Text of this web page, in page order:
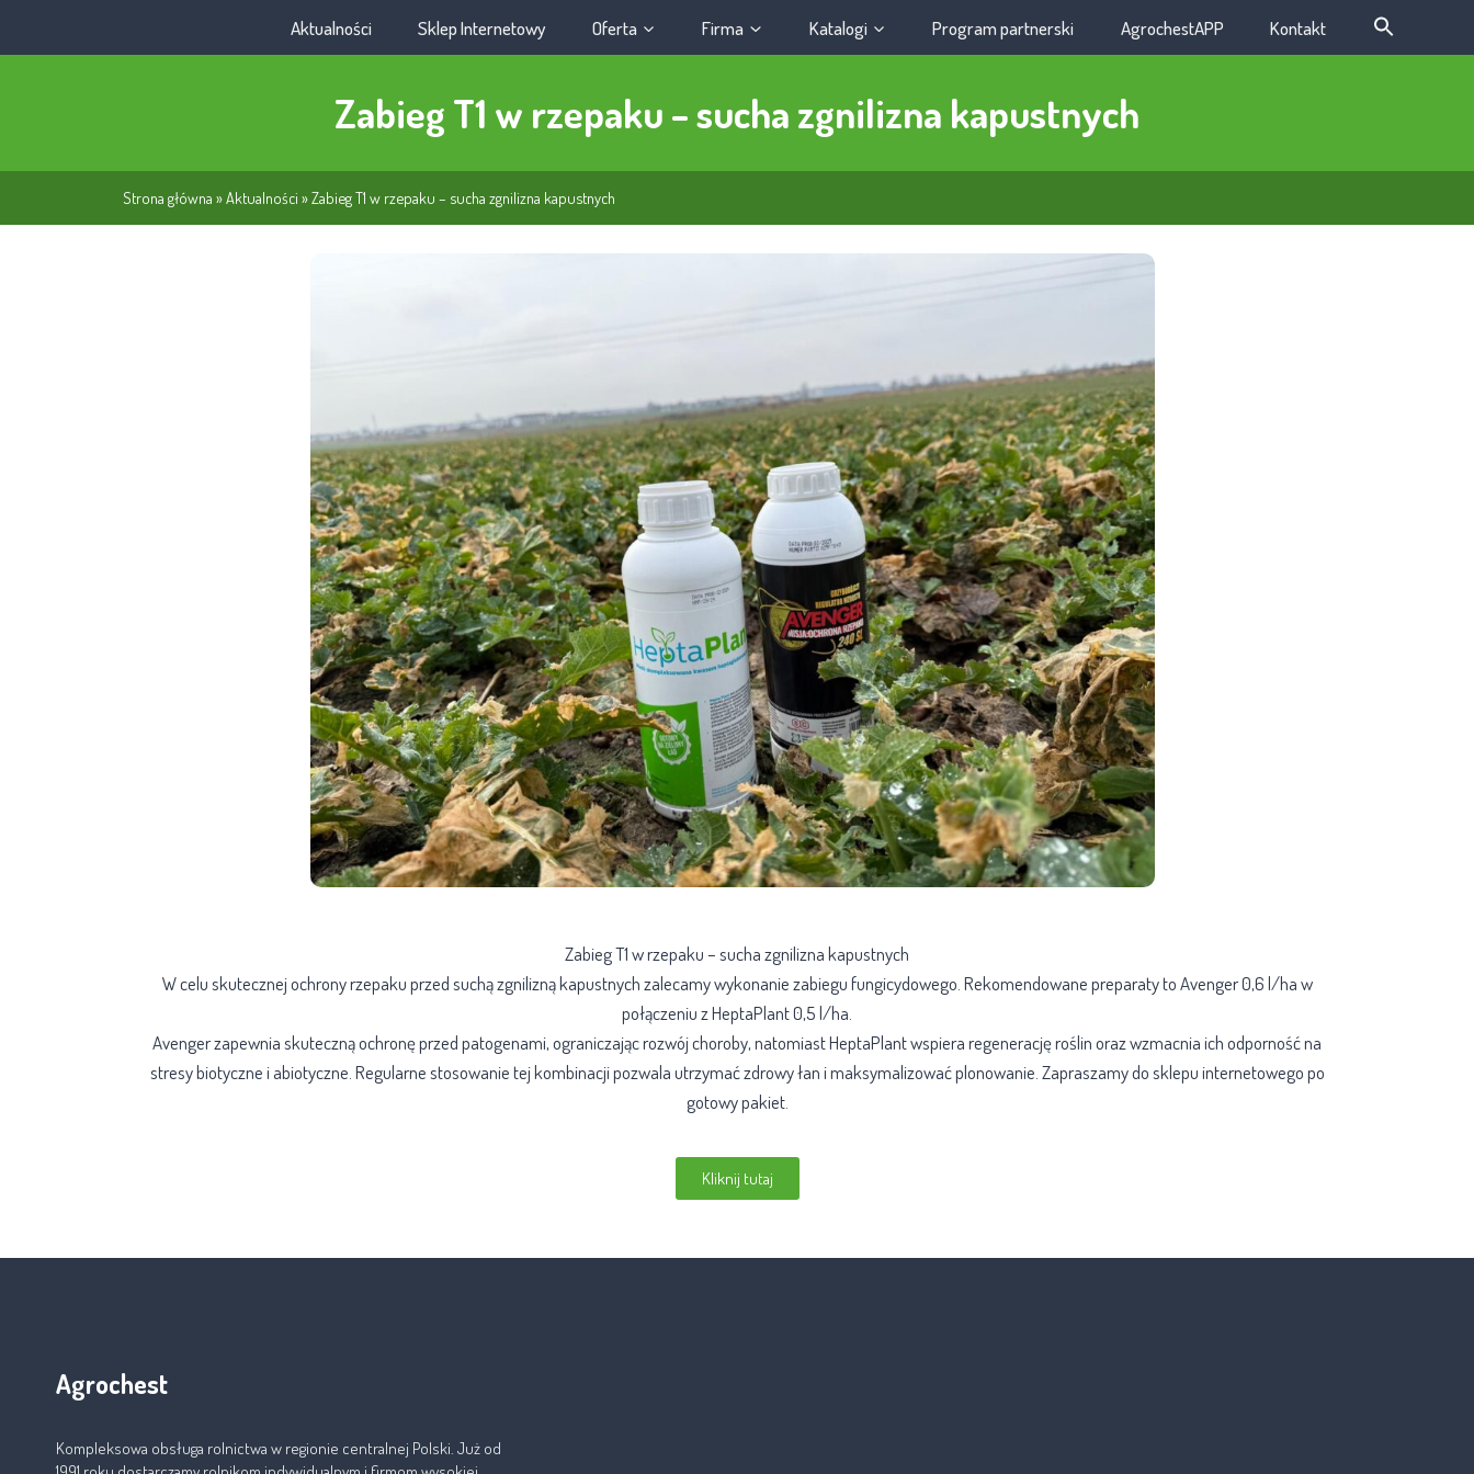
Aktualności Sklep Internetowy Oferta Firma Katalogi Program partnerski AgrochestAPP Kontakt
Zabieg T1 w rzepaku – sucha zgnilizna kapustnych
Strona główna »Aktualności »Zabieg T1 w rzepaku – sucha zgnilizna kapustnych
Zabieg T1 w rzepaku – sucha zgnilizna kapustnych
W celu skutecznej ochrony rzepaku przed suchą zgnilizną kapustnych zalecamy wykonanie zabiegu fungicydowego. Rekomendowane preparaty to Avenger 0,6 l/ha w
połączeniu z HeptaPlant 0,5 l/ha.
Avenger zapewnia skuteczną ochronę przed patogenami, ograniczając rozwój choroby, natomiast HeptaPlant wspiera regenerację roślin oraz wzmacnia ich odporność na
stresy biotyczne i abiotyczne. Regularne stosowanie tej kombinacji pozwala utrzymać zdrowy łan i maksymalizować plonowanie. Zapraszamy do sklepu internetowego po
gotowy pakiet.
Kliknij tutaj
Agrochest
Kompleksowa obsługa rolnictwa w regionie centralnej Polski. Już od